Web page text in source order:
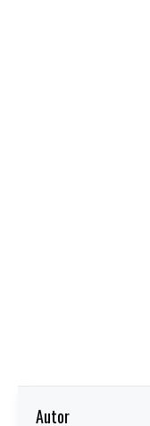
Autor